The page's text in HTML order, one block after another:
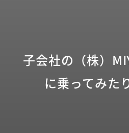
子会社の（株）
に乗ってみた